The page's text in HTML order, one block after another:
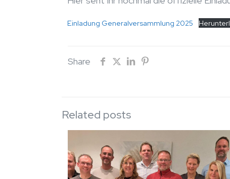
Einladung Generalversammlung 2025
Share
Related posts